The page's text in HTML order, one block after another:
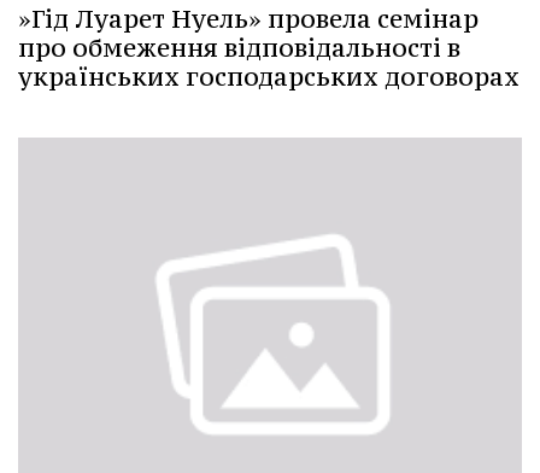
»Гід Луарет Нуель» провела семінар
про обмеження відповідальності в
українських господарських договорах